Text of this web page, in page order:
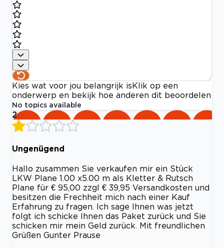
Kies wat voor jou belangrijk is Klik op een
onderwerp en bekijk hoe anderen dit beoordelen
No topics available
2
Ungenügend
Hallo zusammen Sie verkaufen mir ein Stück
LKW Plane 1.00 x5.00 m als Kletter & Rutsch
Plane für € 95,00 zzgl € 39,95 Versandkosten und
besitzen die Frechheit mich nach einer Kauf
Erfahrung zu fragen. Ich sage Ihnen was jetzt
folgt ich schicke Ihnen das Paket zurück und Sie
schicken mir mein Geld zurück. Mit freundlichen
Grüßen Gunter Prause